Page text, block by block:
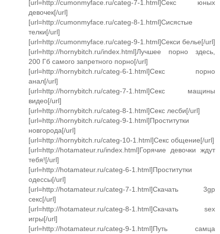
[url=http://cumonmyface.ru/categ-7-1.html]Секс юных
девочек[/url]
[url=http://cumonmyface.ru/categ-8-1.html]Сисястые
телки[/url]
[url=http://cumonmyface.ru/categ-9-1.html]Секси белье[/url]
[url=http://hornybitch.ru/index.html]Лучшее порно здесь,
200 Гб самого запретного порно[/url]
[url=http://hornybitch.ru/categ-6-1.html]Секс порно
анал[/url]
[url=http://hornybitch.ru/categ-7-1.html]Секс мащины
видео[/url]
[url=http://hornybitch.ru/categ-8-1.html]Секс лесби[/url]
[url=http://hornybitch.ru/categ-9-1.html]Проститутки
новгорода[/url]
[url=http://hornybitch.ru/categ-10-1.html]Секс общение[/url]
[url=http://hotamateur.ru/index.html]Горячие девочки ждут
тебя![/url]
[url=http://hotamateur.ru/categ-6-1.html]Проститутки
одессы[/url]
[url=http://hotamateur.ru/categ-7-1.html]Скачать 3gp
секс[/url]
[url=http://hotamateur.ru/categ-8-1.html]Скачать sex
игры[/url]
[url=http://hotamateur.ru/categ-9-1.html]Путь самца